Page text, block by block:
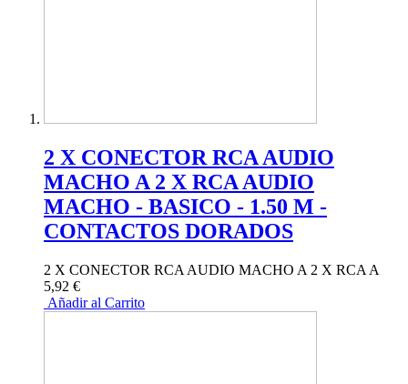
2 X CONECTOR RCA AUDIO
MACHO A 2 X RCA AUDIO
MACHO - BASICO - 1.50 M -
CONTACTOS DORADOS
2 X CONECTOR RCA AUDIO MACHO A 2 X RCA A
5,92 €
Añadir al Carrito